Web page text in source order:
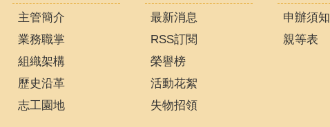
主管簡介
業務職掌
組織架構
歷史沿革
志工園地
最新消息
RSS訂閱
榮譽榜
活動花絮
失物招領
申辦須知
親等表